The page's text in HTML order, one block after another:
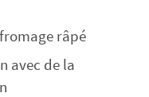
râpé
avec de la